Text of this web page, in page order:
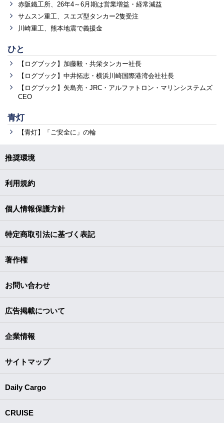
赤阪鐵工所、26年4～6月期は営業増益・経常減益
サムスン重工、スエズ型タンカー2隻受注
川崎重工、熊本地震で義援金
ひと
【ログブック】加藤毅・共栄タンカー社長
【ログブック】中井拓志・横浜川崎国際港湾会社社長
【ログブック】矢島亮・JRC・アルファトロン・マリンシステムズ
CEO
青灯
【青灯】「ご安全に」の輪
推奨環境
利用規約
個人情報保護方針
特定商取引法に基づく表記
著作権
お問い合わせ
広告掲載について
企業情報
サイトマップ
Daily Cargo
CRUISE